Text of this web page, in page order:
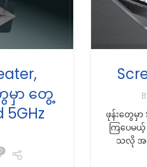
မှာ တွေ့
0
ဖုန်းတွေ
ကြပေမ
သလို အရ